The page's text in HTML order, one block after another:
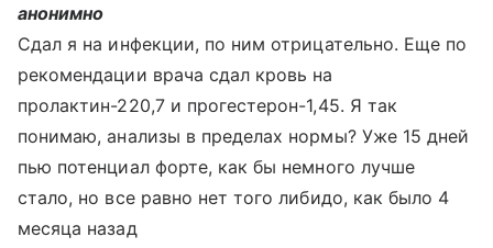
анонимно
Сдал я на инфекции, по ним отрицательно. Еще по
рекомендации врача сдал кровь на
пролактин-220,7 и прогестерон-1,45. Я так
понимаю, анализы в пределах нормы? Уже 15 дней
пью потенциал форте, как бы немного лучше
стало, но все равно нет того либидо, как было 4
месяца назад